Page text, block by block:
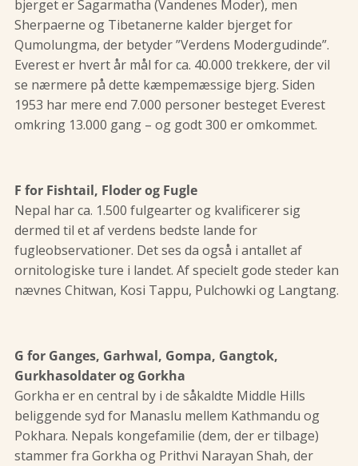
bjerget er Sagarmatha (Vandenes Moder), men
Sherpaerne og Tibetanerne kalder bjerget for
Qumolungma, der betyder ”Verdens Modergudinde”.
Everest er hvert år mål for ca. 40.000 trekkere, der vil
se nærmere på dette kæmpemæssige bjerg. Siden
1953 har mere end 7.000 personer besteget Everest
omkring 13.000 gang – og godt 300 er omkommet.
F for Fishtail, Floder og Fugle
Nepal har ca. 1.500 fulgearter og kvalificerer sig
dermed til et af verdens bedste lande for
fugleobservationer. Det ses da også i antallet af
ornitologiske ture i landet. Af specielt gode steder kan
nævnes Chitwan, Kosi Tappu, Pulchowki og Langtang.
G for Ganges, Garhwal, Gompa, Gangtok,
Gurkhasoldater og Gorkha
Gorkha er en central by i de såkaldte Middle Hills
beliggende syd for Manaslu mellem Kathmandu og
Pokhara. Nepals kongefamilie (dem, der er tilbage)
stammer fra Gorkha og Prithvi Narayan Shah, der